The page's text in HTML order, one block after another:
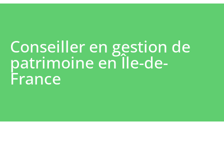
Conseiller en gestion de
patrimoine en Île-de-
France